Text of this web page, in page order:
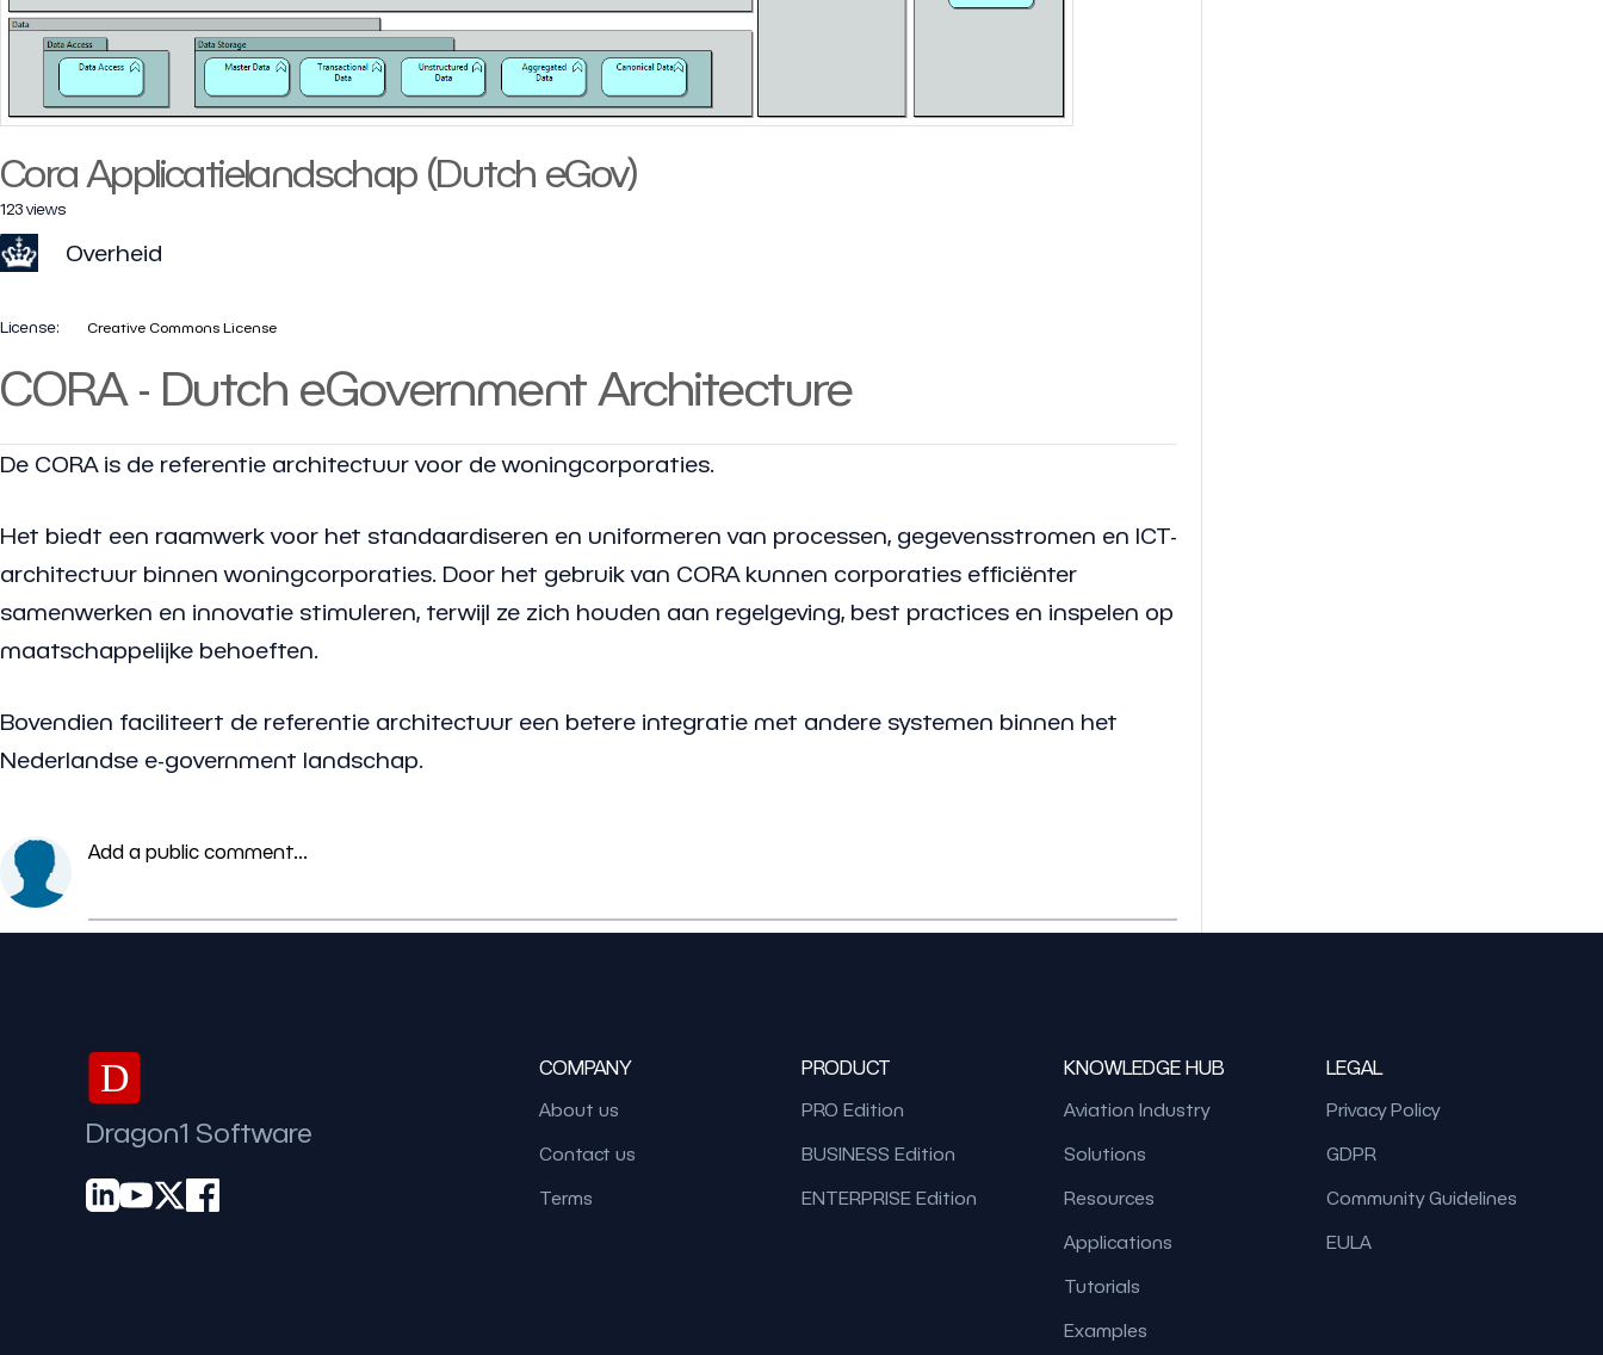
Cora Applicatielandschap (Dutch eGov)
123 views
Overheid
License: Creative Commons License
CORA - Dutch eGovernment Architecture
De CORA is de referentie architectuur voor de woningcorporaties.
Het biedt een raamwerk voor het standaardiseren en uniformeren van processen, gegevensstromen en ICT-
architectuur binnen woningcorporaties. Door het gebruik van CORA kunnen corporaties efficiënter
samenwerken en innovatie stimuleren, terwijl ze zich houden aan regelgeving, best practices en inspelen op
maatschappelijke behoeften.
Bovendien faciliteert de referentie architectuur een betere integratie met andere systemen binnen het
Nederlandse e-government landschap.
Add a public comment...
D
Dragon1 Software
COMPANY
About us
Contact us
Terms
PRODUCT
PRO Edition
BUSINESS Edition
ENTERPRISE Edition
KNOWLEDGE HUB
Aviation Industry
Solutions
Resources
Applications
Tutorials
Examples
LEGAL
Privacy Policy
GDPR
Community Guidelines
EULA